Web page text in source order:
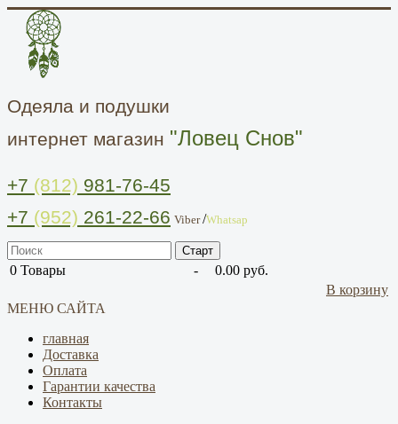
Одеяла и подушки
интернет магазин "Ловец Снов"
+7 (812) 981-76-45
+7 (952) 261-22-66 Viber/Whatsap
0 Товары -
0.00 руб.
В корзину
МЕНЮ САЙТА
главная
Доставка
Оплата
Гарантии качества
Контакты